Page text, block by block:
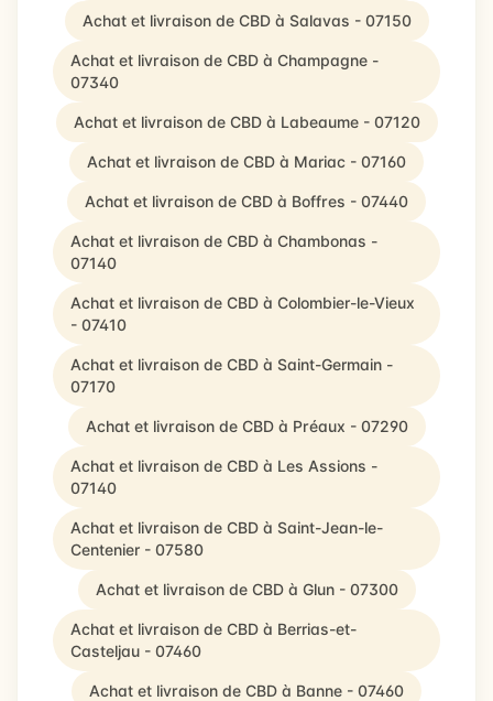
Achat et livraison de CBD à Salavas - 07150
Achat et livraison de CBD à Champagne -
07340
Achat et livraison de CBD à Labeaume - 07120
Achat et livraison de CBD à Mariac - 07160
Achat et livraison de CBD à Boffres - 07440
Achat et livraison de CBD à Chambonas -
07140
Achat et livraison de CBD à Colombier-le-Vieux
- 07410
Achat et livraison de CBD à Saint-Germain -
07170
Achat et livraison de CBD à Préaux - 07290
Achat et livraison de CBD à Les Assions -
07140
Achat et livraison de CBD à Saint-Jean-le-
Centenier - 07580
Achat et livraison de CBD à Glun - 07300
Achat et livraison de CBD à Berrias-et-
Casteljau - 07460
Achat et livraison de CBD à Banne - 07460